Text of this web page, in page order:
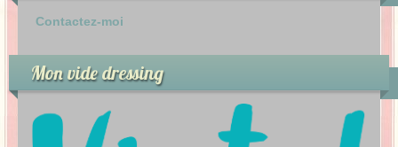
Contactez-moi
Mon vide dressing